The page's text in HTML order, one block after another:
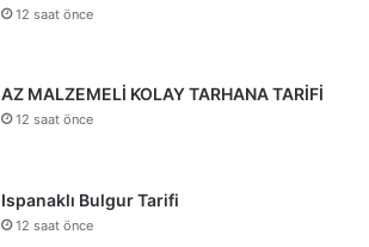
12 saat önce
AZ MALZEMELİ KOLAY TARHANA TARİFİ
12 saat önce
Ispanaklı Bulgur Tarifi
12 saat önce